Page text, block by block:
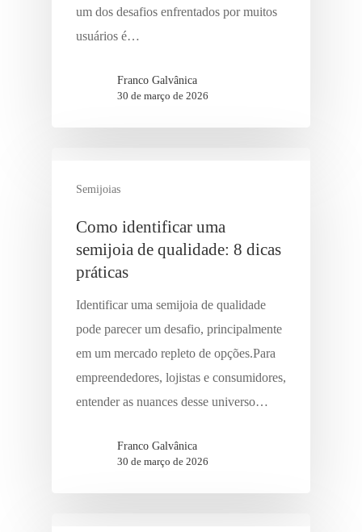
um dos desafios enfrentados por muitos
usuários é…
Franco Galvânica
30 de março de 2026
Semijoias
Como identificar uma
semijoia de qualidade: 8 dicas
práticas
Identificar uma semijoia de qualidade
pode parecer um desafio, principalmente
em um mercado repleto de opções.Para
empreendedores, lojistas e consumidores,
entender as nuances desse universo…
Franco Galvânica
30 de março de 2026